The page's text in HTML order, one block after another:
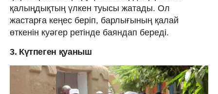
қалыңдықтың үлкен туысы жатады. Ол
жастарға кеңес беріп, барлығының қалай
өткенін куәгер ретінде баяндап береді.
3. Күтпеген қуаныш